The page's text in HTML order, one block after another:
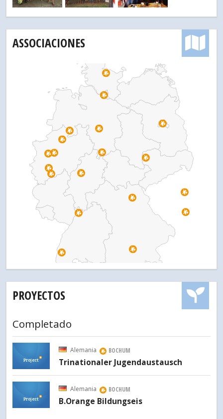
ASSOCIACIONES
PROYECTOS
Completado
Project
Alemania BOCHUM
Trinationaler Jugendaustausch
Project
Alemania BOCHUM
B.Orange Bildungseis